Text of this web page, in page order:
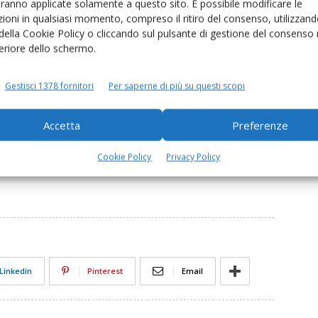
applicate solamente a questo sito. È possibile modificare le
in qualsiasi momento, compreso il ritiro del consenso,
Cookie Policy o cliccando sul pulsante di gestione del consenso
dello schermo.
Gestisci 1378 fornitori Per saperne di più su questi scopi
Accetta Preferenze
Cookie Policy Privacy Policy
rafforzata della nuova Pac.
sul sostegno accoppiato
Cap Ancona Compag
Fabio Rolfi
Linkedin Pinterest Email